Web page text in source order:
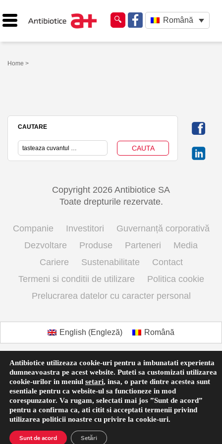
Română
Home >
CAUTARE
Copyright 2026 Antibiotice SA
Toate drepturile rezervate.
Companie Investitori
Guvernanță corporativă
Dezvoltare
Produse Parteneri
Media
Cariere
Sustenabilitate
Contact
Termeni si conditii de utilizare
Politica cookie
Prelucrarea datelor cu caracter personal
Antibiotice utilizeaza cookie-uri pentru a imbunatati experienta
dumneavoastra pe acest website. Puteti sa customizati utilizarea
cookie-urilor in meniul setari, insa, o parte dintre acestea sunt
esentiale pentru ca website-ul sa functioneze in mod
corespunzator. Va rugam, selectati mai jos ”Sunt de acord”
pentru a confirma ca, ati citit si acceptati termenii privind
utilizarea politicii noastre cu privire la cookie-uri.
Sunt de acord Setări
English (Engleză) Română